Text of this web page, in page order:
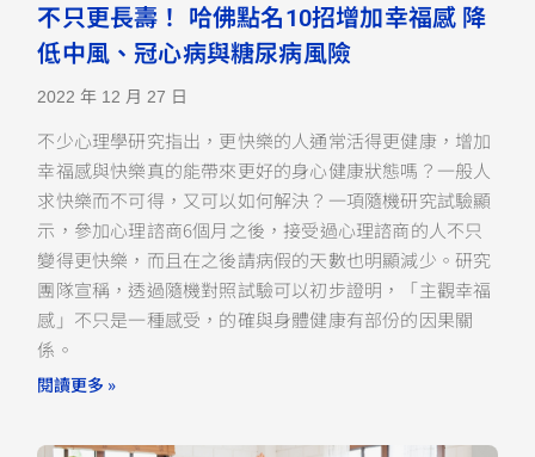
不只更長壽！ 哈佛點名10招增加幸福感 降
低中風、冠心病與糖尿病風險
2022 年 12 月 27 日
不少心理學研究指出，更快樂的人通常活得更健康，增加
幸福感與快樂真的能帶來更好的身心健康狀態嗎？一般人
求快樂而不可得，又可以如何解決？一項隨機研究試驗顯
示，參加心理諮商6個月之後，接受過心理諮商的人不只
變得更快樂，而且在之後請病假的天數也明顯減少。研究
團隊宣稱，透過隨機對照試驗可以初步證明，「主觀幸福
感」不只是一種感受，的確與身體健康有部份的因果關
係。
閱讀更多 »